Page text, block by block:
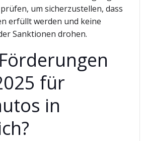
um sicherzustellen, dass
erfüllt werden und keine
Sanktionen drohen.
für
in